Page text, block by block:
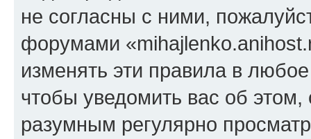
не согласны с ними,
форумами
изменять эти правила в
чтобы уведомить вас об
разумным регулярно